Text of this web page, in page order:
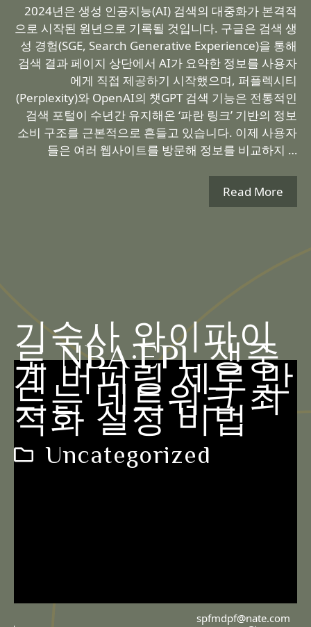
2024년은 생성 인공지능(AI) 검색의 대중화가 본격적
으로 시작된 원년으로 기록될 것입니다. 구글은 검색 생
성 경험(SGE, Search Generative Experience)을 통해
검색 결과 페이지 상단에서 AI가 요약한 정보를 사용자
에게 직접 제공하기 시작했으며, 퍼플렉시티
(Perplexity)와 OpenAI의 챗GPT 검색 기능은 전통적인
검색 포털이 수년간 유지해온 ‘파란 링크’ 기반의 정보
소비 구조를 근본적으로 흔들고 있습니다. 이제 사용자
들은 여러 웹사이트를 방문해 정보를 비교하지 …
Read More
기숙사 와이파이
로 NBA·EPL 생중
계 버퍼링 제로 만
드는 네트워크 최
적화 설정 비법
Uncategorized
spfmdpf@nate.com